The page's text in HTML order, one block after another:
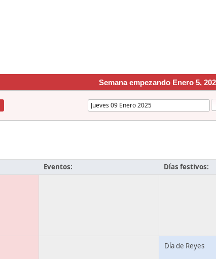
Semana empezando Enero 5,
Eventos: Días festivos:
Día de Reyes